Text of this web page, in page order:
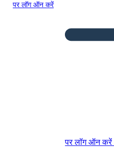
पर लॉग ऑन करें
पर लॉग ऑन करें